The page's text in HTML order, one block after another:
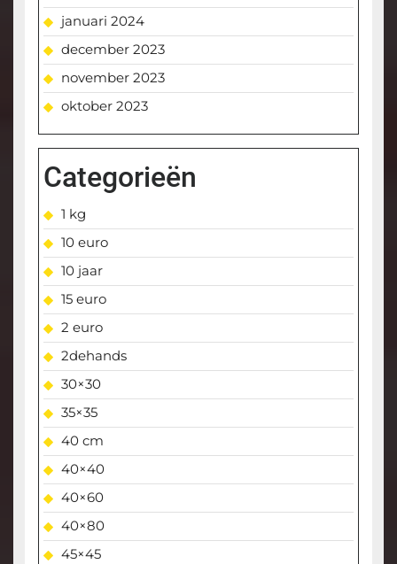
januari 2024
december 2023
november 2023
oktober 2023
Categorieën
1 kg
10 euro
10 jaar
15 euro
2 euro
2dehands
30×30
35×35
40 cm
40×40
40×60
40×80
45×45